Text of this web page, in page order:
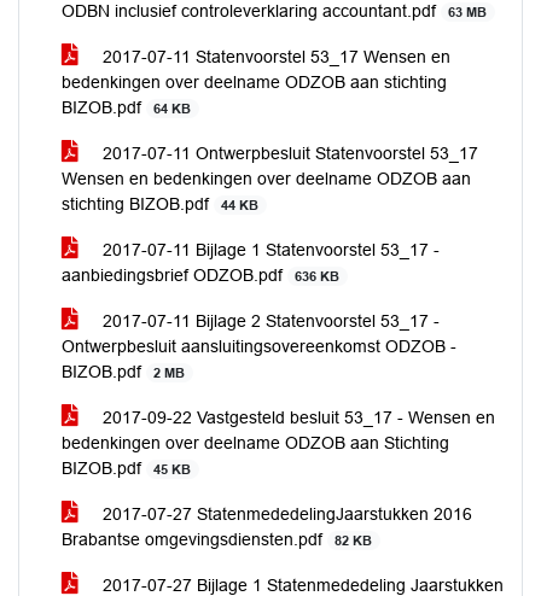
ODBN inclusief controleverklaring accountant.pdf
63 MB
2017-07-11 Statenvoorstel 53_17 Wensen en
bedenkingen over deelname ODZOB aan stichting
BIZOB.pdf
64 KB
2017-07-11 Ontwerpbesluit Statenvoorstel 53_17
Wensen en bedenkingen over deelname ODZOB aan
stichting BIZOB.pdf
44 KB
2017-07-11 Bijlage 1 Statenvoorstel 53_17 -
aanbiedingsbrief ODZOB.pdf
636 KB
2017-07-11 Bijlage 2 Statenvoorstel 53_17 -
Ontwerpbesluit aansluitingsovereenkomst ODZOB -
BIZOB.pdf
2 MB
2017-09-22 Vastgesteld besluit 53_17 - Wensen en
bedenkingen over deelname ODZOB aan Stichting
BIZOB.pdf
45 KB
2017-07-27 StatenmededelingJaarstukken 2016
Brabantse omgevingsdiensten.pdf
82 KB
2017-07-27 Bijlage 1 Statenmededeling Jaarstukken